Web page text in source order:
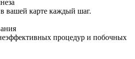
вашей карте каждый шаг.
процедур и побочных